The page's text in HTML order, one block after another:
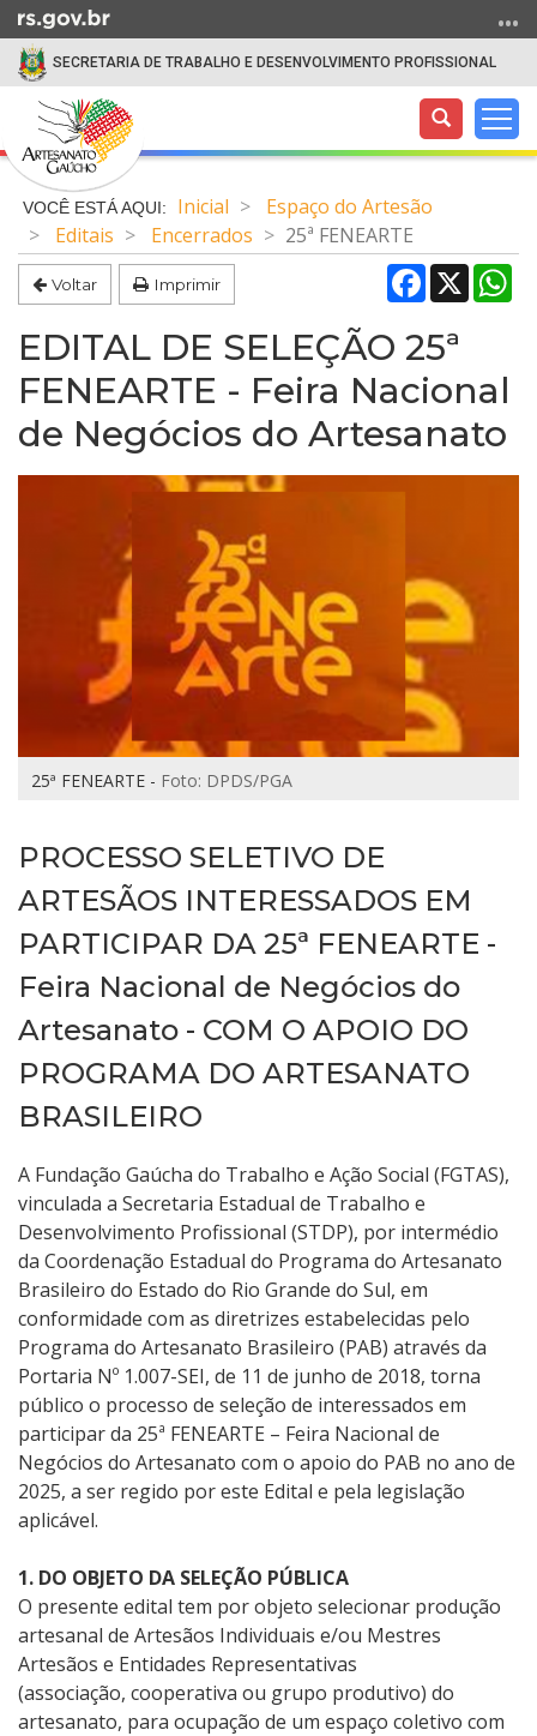
para
conteúdo
para
menu
para
busca
SECRETARIA DE TRABALHO E DESENVOLVIMENTO PROFISSIONAL
a
Abrir
a
Início
conteúdo
Inicial
Espaço do Artesão
Editais
Encerrados 25ª FENEARTE
Voltar Imprimir Facebook
X
EDITAL DE SELEÇÃO 25ª
FENEARTE - Feira Nacional
de Negócios do Artesanato
25ª FENEARTE - Foto: DPDS/PGA
PROCESSO SELETIVO DE
ARTESÃOS INTERESSADOS EM
PARTICIPAR DA 25ª FENEARTE -
Feira Nacional de Negócios do
Artesanato - COM O APOIO DO
PROGRAMA DO ARTESANATO
BRASILEIRO
A Fundação Gaúcha do Trabalho e Ação Social (FGTAS),
vinculada a Secretaria Estadual de Trabalho e
Desenvolvimento Profissional (STDP), por intermédio
da Coordenação Estadual do Programa do Artesanato
Brasileiro do Estado do Rio Grande do Sul, em
conformidade com as diretrizes estabelecidas pelo
Programa do Artesanato Brasileiro (PAB) através da
Portaria Nº 1.007-SEI, de 11 de junho de 2018, torna
público o processo de seleção de interessados em
participar da 25ª FENEARTE – Feira Nacional de
Negócios do Artesanato com o apoio do PAB no ano de
2025, a ser regido por este Edital e pela legislação
aplicável.
1. DO OBJETO DA SELEÇÃO PÚBLICA
O presente edital tem por objeto selecionar produção
artesanal de Artesãos Individuais e/ou Mestres
Artesãos e Entidades Representativas
(associação, cooperativa ou grupo produtivo) do
artesanato, para ocupação de um espaço coletivo com